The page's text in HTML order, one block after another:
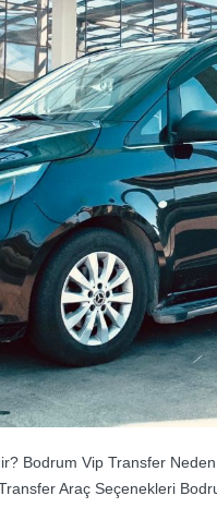
Bodrum Vip Transfer
Araç Seçenekleri